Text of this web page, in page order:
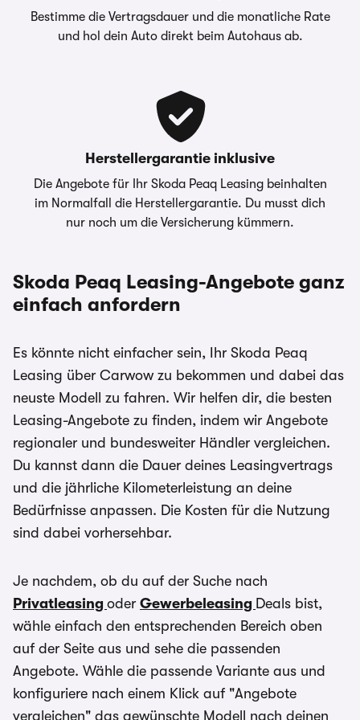
Effektiv- und Sollzinssatz. Bonität vorausgesetzt.
Die oben gezeigte Leasingkalkulation wird von
Kontaktieren Sie dazu bitte Ihren
Ansprechpartner direkt.
carwow.de ist eine Vergleichsplattform und nicht
Angebot kontaktieren Sie bitte direkt den
Händler. Für Zinssätze gilt im Allgemeinen: 2/3
aller Kund:innen erhalten den angegebenen
Bei förderfähigen Plug-In Hybrid & Elektroautos
ist der Umweltbonus als Sonderzahlung
Bestimme die Vertragsdauer und die monatliche Rate
und hol dein Auto direkt beim Autohaus ab.
Herstellergarantie inklusive
Die Angebote für Ihr Skoda Peaq Leasing beinhalten
im Normalfall die Herstellergarantie. Du musst dich
nur noch um die Versicherung kümmern.
Skoda Peaq Leasing-Angebote ganz
einfach anfordern
Es könnte nicht einfacher sein, Ihr Skoda Peaq
Leasing über Carwow zu bekommen und dabei das
neuste Modell zu fahren. Wir helfen dir, die besten
Leasing-Angebote zu finden, indem wir Angebote
regionaler und bundesweiter Händler vergleichen.
Du kannst dann die Dauer deines Leasingvertrags
und die jährliche Kilometerleistung an deine
Bedürfnisse anpassen. Die Kosten für die Nutzung
sind dabei vorhersehbar.
Je nachdem, ob du auf der Suche nach
Privatleasing oder Gewerbeleasing Deals bist,
wähle einfach den entsprechenden Bereich oben
auf der Seite aus und sehe die passenden
Angebote. Wähle die passende Variante aus und
konfiguriere nach einem Klick auf "Angebote
vergleichen" das gewünschte Modell nach deinen